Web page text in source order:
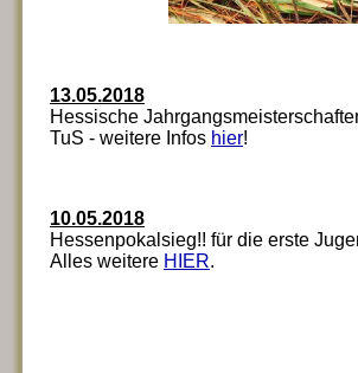
13.05.2018
Hessische
TuS - weitere Infos hier!
10.05.2018
Hessenpokalsieg!! für die erste
Alles weitere HIER.